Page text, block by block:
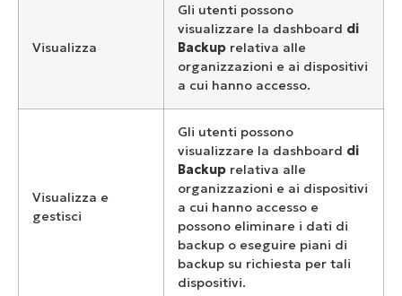
Visualizza
Gli utenti possono
visualizzare la dashboard di
Backup relativa alle
organizzazioni e ai dispositivi
a cui hanno accesso.
Visualizza e
gestisci
Gli utenti possono
visualizzare la dashboard di
Backup relativa alle
organizzazioni e ai dispositivi
a cui hanno accesso e
possono eliminare i dati di
backup o eseguire piani di
backup su richiesta per tali
dispositivi.